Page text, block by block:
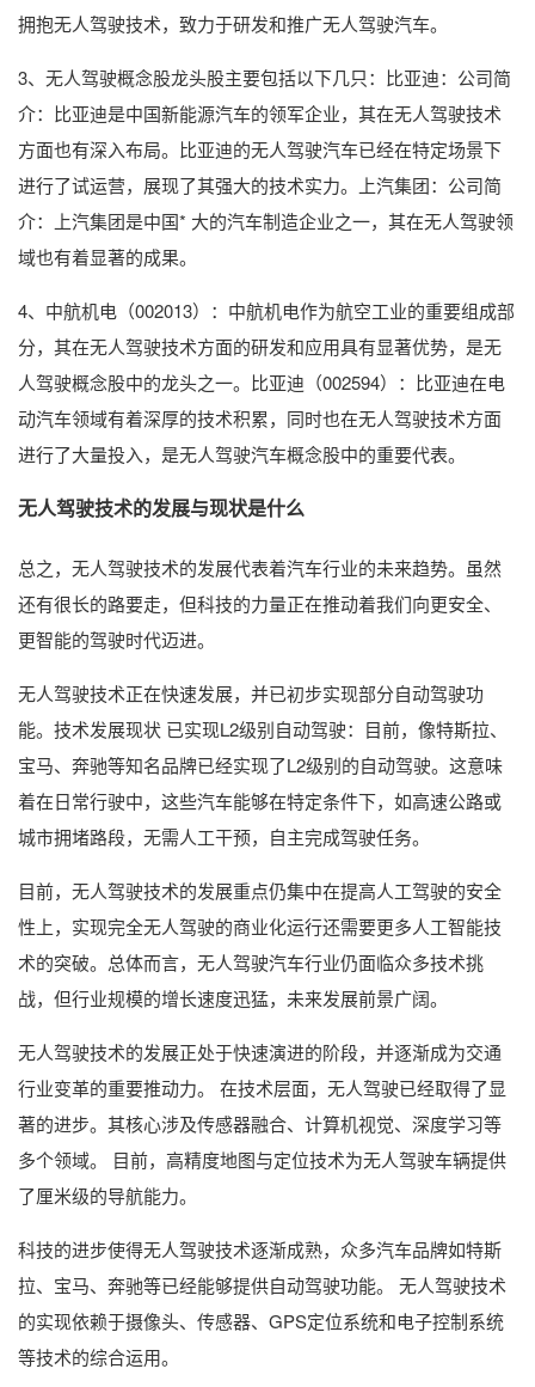
拥抱无人驾驶技术，致力于研发和推广无人驾驶汽车。
3、无人驾驶概念股龙头股主要包括以下几只：比亚迪：公司简
介：比亚迪是中国新能源汽车的领军企业，其在无人驾驶技术
方面也有深入布局。比亚迪的无人驾驶汽车已经在特定场景下
进行了试运营，展现了其强大的技术实力。上汽集团：公司简
介：上汽集团是中国* 大的汽车制造企业之一，其在无人驾驶领
域也有着显著的成果。
4、中航机电（002013）：中航机电作为航空工业的重要组成部
分，其在无人驾驶技术方面的研发和应用具有显著优势，是无
人驾驶概念股中的龙头之一。比亚迪（002594）：比亚迪在电
动汽车领域有着深厚的技术积累，同时也在无人驾驶技术方面
进行了大量投入，是无人驾驶汽车概念股中的重要代表。
无人驾驶技术的发展与现状是什么
总之，无人驾驶技术的发展代表着汽车行业的未来趋势。虽然
还有很长的路要走，但科技的力量正在推动着我们向更安全、
更智能的驾驶时代迈进。
无人驾驶技术正在快速发展，并已初步实现部分自动驾驶功
能。技术发展现状 已实现L2级别自动驾驶：目前，像特斯拉、
宝马、奔驰等知名品牌已经实现了L2级别的自动驾驶。这意味
着在日常行驶中，这些汽车能够在特定条件下，如高速公路或
城市拥堵路段，无需人工干预，自主完成驾驶任务。
目前，无人驾驶技术的发展重点仍集中在提高人工驾驶的安全
性上，实现完全无人驾驶的商业化运行还需要更多人工智能技
术的突破。总体而言，无人驾驶汽车行业仍面临众多技术挑
战，但行业规模的增长速度迅猛，未来发展前景广阔。
无人驾驶技术的发展正处于快速演进的阶段，并逐渐成为交通
行业变革的重要推动力。 在技术层面，无人驾驶已经取得了显
著的进步。其核心涉及传感器融合、计算机视觉、深度学习等
多个领域。 目前，高精度地图与定位技术为无人驾驶车辆提供
了厘米级的导航能力。
科技的进步使得无人驾驶技术逐渐成熟，众多汽车品牌如特斯
拉、宝马、奔驰等已经能够提供自动驾驶功能。 无人驾驶技术
的实现依赖于摄像头、传感器、GPS定位系统和电子控制系统
等技术的综合运用。